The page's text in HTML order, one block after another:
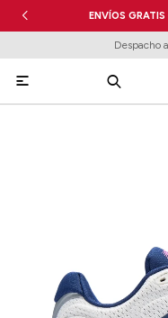
ENVÍOS
Despacho
